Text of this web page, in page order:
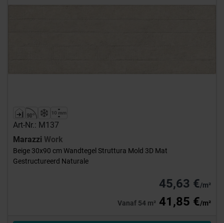
Art-Nr.: M137
Marazzi Work
Beige 30x90 cm Wandtegel Struttura Mold 3D Mat
Gestructureerd Naturale
45,63 €/m²
Vanaf 54 m² 41,85 €/m²